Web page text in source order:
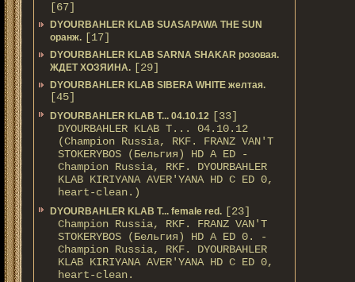
[67]
DYOURBAHLER KLAB SUASAPAWA THE SUN
оранж. [17]
DYOURBAHLER KLAB SARNA SHAKAR розовая.
ЖДЕТ ХОЗЯИНА. [29]
DYOURBAHLER KLAB SIBERA WHITE желтая.
[45]
DYOURBAHLER KLAB T... 04.10.12 [33]
DYOURBAHLER KLAB T... 04.10.12
(Champion Russia, RKF. FRANZ VAN'T
STOKERYBOS (Бельгия) HD А ED -
Champion Russia, RKF. DYOURBAHLER
KLAB KIRIYANA AVER'YANA HD С ED 0,
heart-clean.)
DYOURBAHLER KLAB T... female red. [23]
Champion Russia, RKF. FRANZ VAN'T
STOKERYBOS (Бельгия) HD А ED 0. -
Champion Russia, RKF. DYOURBAHLER
KLAB KIRIYANA AVER'YANA HD С ED 0,
heart-clean.